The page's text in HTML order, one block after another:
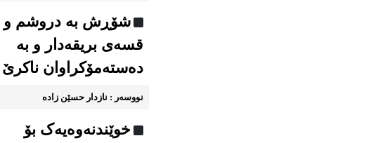
شۆڕش به دروشم و
قسه‌ی بریقه‌دار و به
ده‌سته‌مۆکراوان ناکرێ
نووسه‌ر : نازدار حسێن زاده
خوێندنه‌وه‌یه‌ک بۆ